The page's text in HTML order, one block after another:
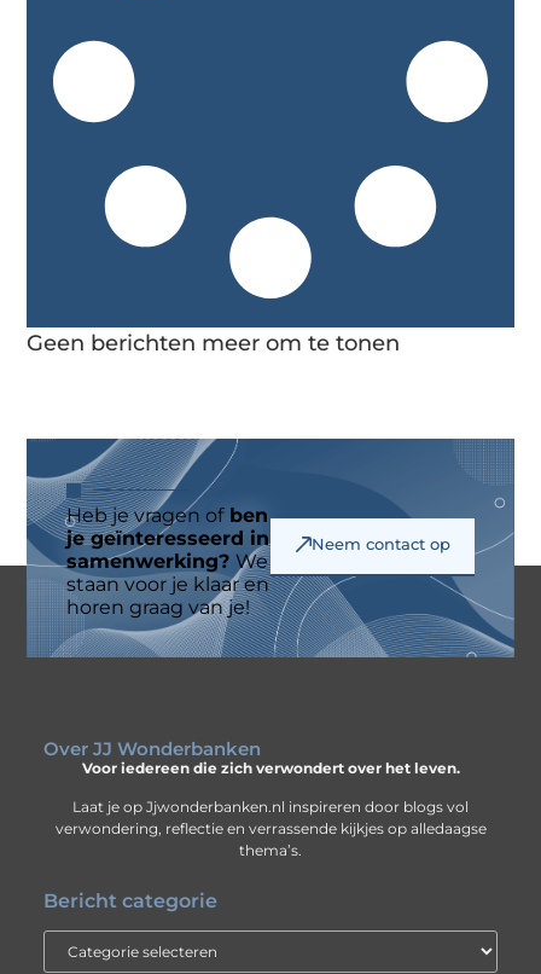
Geen berichten meer om te tonen
Heb je vragen ofben
je geïnteresseerd in
samenwerking? We
staan voor je klaar en
horen graag van je!
Neem contact op
Over JJ Wonderbanken
Voor iedereen die zich verwondert over het leven.
Laat je op Jjwonderbanken.nl inspireren door blogs vol
verwondering, reflectie en verrassende kijkjes op alledaagse
thema’s.
Bericht categorie